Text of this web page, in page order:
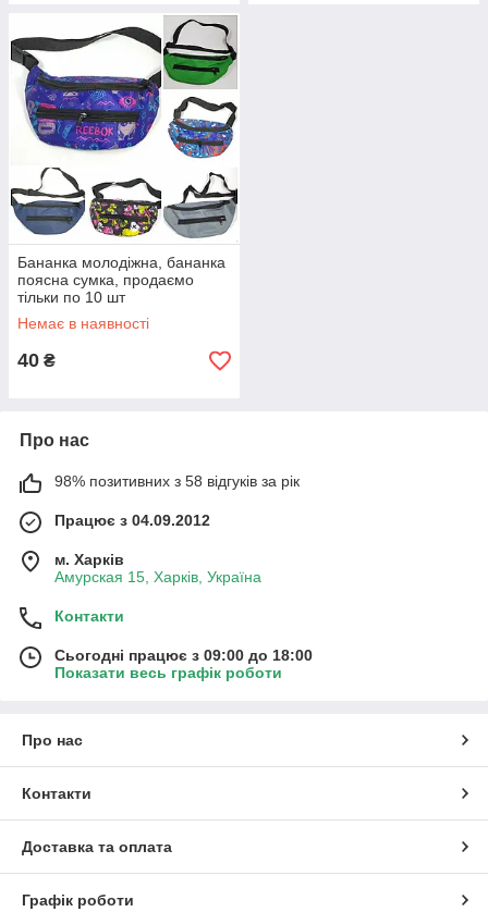
Бананка молодіжна, бананка
поясна сумка, продаємо
тільки по 10 шт
Немає в наявності
40 ₴
Про нас
98% позитивних з 58 відгуків за рік
Працює з 04.09.2012
м. Харків
Амурская 15, Харків, Україна
Контакти
Сьогодні працює з 09:00 до 18:00
Показати весь графік роботи
Про нас
Контакти
Доставка та оплата
Графік роботи